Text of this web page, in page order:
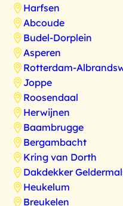
Harfsen
Abcoude
Budel-Dorplein
Asperen
Rotterdam-
Joppe
Roosendaal
Herwijnen
Baambrugge
Bergambacht
Kring van Dorth
Dakdekker
Heukelum
Breukelen